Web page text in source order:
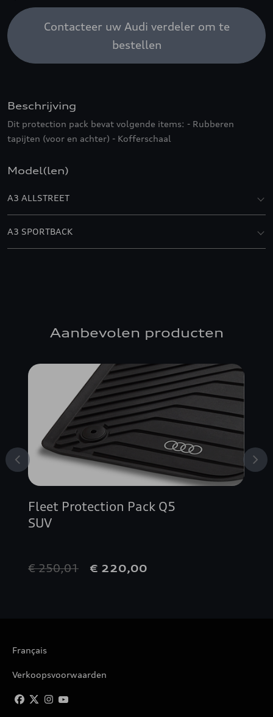
Contacteer uw Audi verdeler om te
bestellen
Beschrijving
Dit protection pack bevat volgende items: - Rubberen
tapijten (voor en achter) - Kofferschaal
Model(len)
A3 ALLSTREET
A3 SPORTBACK
Aanbevolen producten
Fleet Protection Pack Q5
SUV
€ 250,01 € 220,00
Français
Verkoopsvoorwaarden